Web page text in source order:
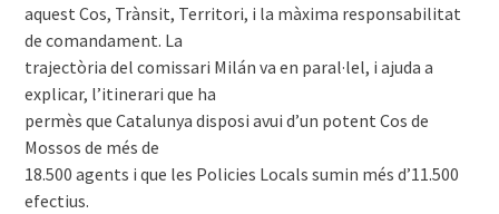
aquest Cos, Trànsit, Territori, i la màxima responsabilitat
de comandament. La
trajectòria del comissari Milán va en paral·lel, i ajuda a
explicar, l’itinerari que ha
permès que Catalunya disposi avui d’un potent Cos de
Mossos de més de
18.500 agents i que les Policies Locals sumin més d’11.500
efectius.